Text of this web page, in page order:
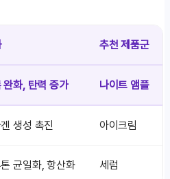
추천 제품군
완화, 탄력 증가 나이트 앰플
생성 촉진 아이크림
균일화, 항산화 세럼